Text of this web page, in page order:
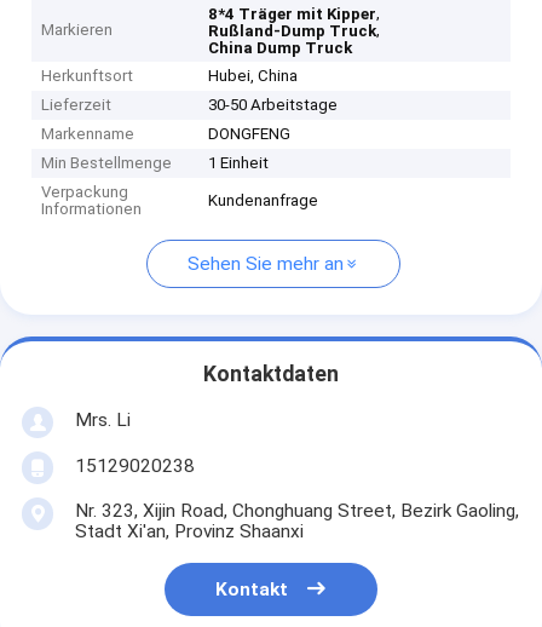
Markieren
8*4 Träger mit Kipper,
Rußland-Dump Truck,
China Dump Truck
Herkunftsort
Hubei, China
Lieferzeit
30-50 Arbeitstage
Markenname
DONGFENG
Min Bestellmenge
1 Einheit
Verpackung
Informationen
Kundenanfrage
Sehen Sie mehr an
Kontaktdaten
Mrs. Li
15129020238
Nr. 323, Xijin Road, Chonghuang Street, Bezirk Gaoling,
Stadt Xi'an, Provinz Shaanxi
Kontakt